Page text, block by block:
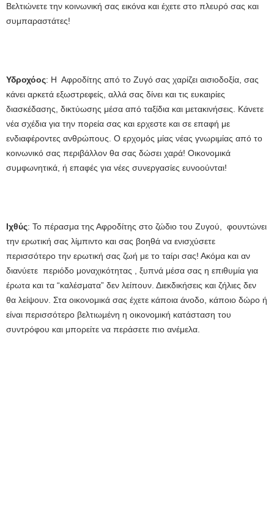
Βελτιώνετε την κοινωνική σας εικόνα και έχετε στο πλευρό σας και
συμπαραστάτες!
Υδροχόος: Η Αφροδίτης από το Ζυγό σας χαρίζει αισιοδοξία, σας
κάνει αρκετά εξωστρεφείς, αλλά σας δίνει και τις ευκαιρίες
διασκέδασης, δικτύωσης μέσα από ταξίδια και μετακινήσεις. Κάνετε
νέα σχέδια για την πορεία σας και ερχεστε και σε επαφή με
ενδιαφέροντες ανθρώπους. Ο ερχομός μίας νέας γνωριμίας από το
κοινωνικό σας περιβάλλον θα σας δώσει χαρά! Οικονομικά
συμφωνητικά, ή επαφές για νέες συνεργασίες ευνοούνται!
Ιχθύς: Το πέρασμα της Αφροδίτης στο ζώδιο του Ζυγού, φουντώνει
την ερωτική σας λίμπιντο και σας βοηθά να ενισχύσετε
περισσότερο την ερωτική σας ζωή με το ταίρι σας! Ακόμα και αν
διανύετε περιόδο μοναχικότητας , ξυπνά μέσα σας η επιθυμία για
έρωτα και τα “καλέσματα” δεν λείπουν. Διεκδικήσεις και ζήλιες δεν
θα λείψουν. Στα οικονομικά σας έχετε κάποια άνοδο, κάποιο δώρο ή
είναι περισσότερο βελτιωμένη η οικονομική κατάσταση του
συντρόφου και μπορείτε να περάσετε πιο ανέμελα.